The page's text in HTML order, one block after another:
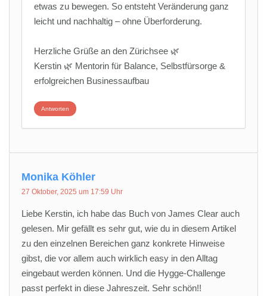
etwas zu bewegen. So entsteht Veränderung ganz
leicht und nachhaltig – ohne Überforderung.
Herzliche Grüße an den Zürichsee 🌿
Kerstin 🌿 Mentorin für Balance, Selbstfürsorge &
erfolgreichen Businessaufbau
Antworten
Monika Köhler
27 Oktober, 2025 um 17:59 Uhr
Liebe Kerstin, ich habe das Buch von James Clear auch
gelesen. Mir gefällt es sehr gut, wie du in diesem Artikel
zu den einzelnen Bereichen ganz konkrete Hinweise
gibst, die vor allem auch wirklich easy in den Alltag
eingebaut werden können. Und die Hygge-Challenge
passt perfekt in diese Jahreszeit. Sehr schön!!